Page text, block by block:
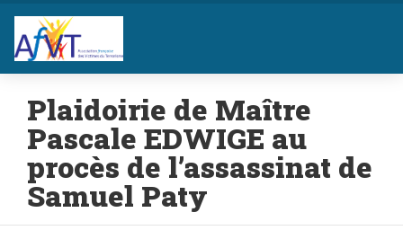
Plaidoirie de Maître
Pascale EDWIGE au
procès de l’assassinat de
Samuel Paty